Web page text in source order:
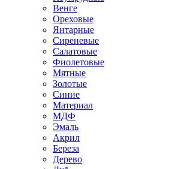
Венге
Ореховые
Янтарные
Сиреневые
Салатовые
Фиолетовые
Мятные
Золотые
Синие
Материал
МДФ
Эмаль
Акрил
Береза
Дерево